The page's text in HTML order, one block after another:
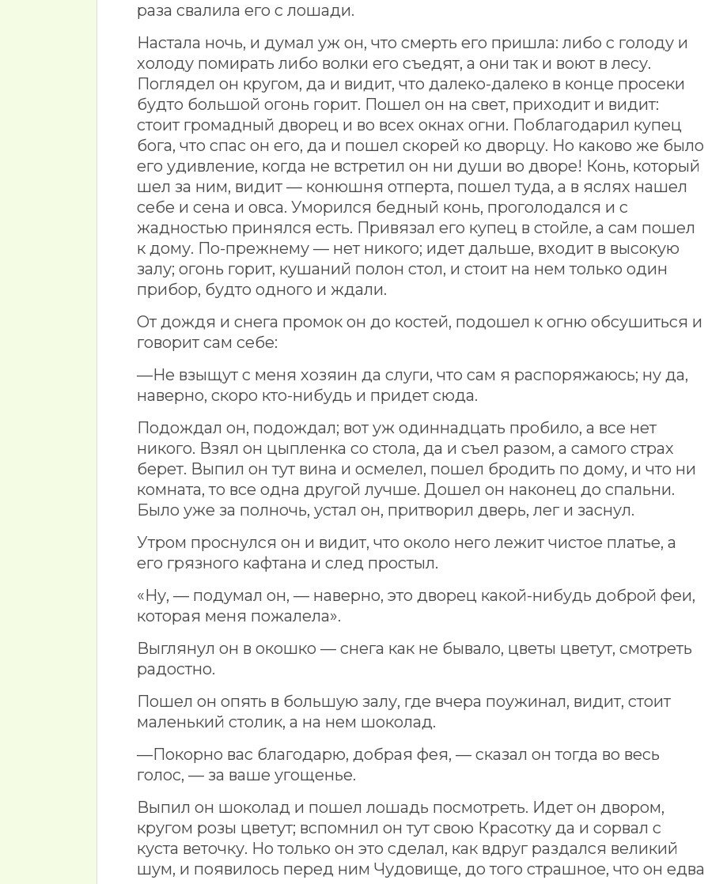
раза свалила его с лошади.
Настала ночь, и думал уж он, что смерть его пришла: либо с голоду и
холоду помирать либо волки его съедят, а они так и воют в лесу.
Поглядел он кругом, да и видит, что далеко-далеко в конце просеки
будто большой огонь горит. Пошел он на свет, приходит и видит:
стоит громадный дворец и во всех окнах огни. Поблагодарил купец
бога, что спас он его, да и пошел скорей ко дворцу. Но каково же было
его удивление, когда не встретил он ни души во дворе! Конь, который
шел за ним, видит — конюшня отперта, пошел туда, а в яслях нашел
себе и сена и овса. Уморился бедный конь, проголодался и с
жадностью принялся есть. Привязал его купец в стойле, а сам пошел
к дому. По-прежнему — нет никого; идет дальше, входит в высокую
залу; огонь горит, кушаний полон стол, и стоит на нем только один
прибор, будто одного и ждали.
От дождя и снега промок он до костей, подошел к огню обсушиться и
говорит сам себе:
—Не взыщут с меня хозяин да слуги, что сам я распоряжаюсь; ну да,
наверно, скоро кто-нибудь и придет сюда.
Подождал он, подождал; вот уж одиннадцать пробило, а все нет
никого. Взял он цыпленка со стола, да и съел разом, а самого страх
берет. Выпил он тут вина и осмелел, пошел бродить по дому, и что ни
комната, то все одна другой лучше. Дошел он наконец до спальни.
Было уже за полночь, устал он, притворил дверь, лег и заснул.
Утром проснулся он и видит, что около него лежит чистое платье, а
его грязного кафтана и след простыл.
«Ну, — подумал он, — наверно, это дворец какой-нибудь доброй феи,
которая меня пожалела».
Выглянул он в окошко — снега как не бывало, цветы цветут, смотреть
радостно.
Пошел он опять в большую залу, где вчера поужинал, видит, стоит
маленький столик, а на нем шоколад.
—Покорно вас благодарю, добрая фея, — сказал он тогда во весь
голос, — за ваше угощенье.
Выпил он шоколад и пошел лошадь посмотреть. Идет он двором,
кругом розы цветут; вспомнил он тут свою Красотку да и сорвал с
куста веточку. Но только он это сделал, как вдруг раздался великий
шум, и появилось перед ним Чудовище, до того страшное, что он едва